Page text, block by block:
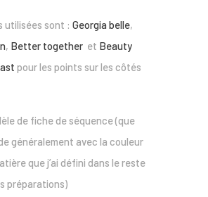
utilisées sont : Georgia belle,
, Better together et Beauty
pour les points sur les côtés
de fiche de séquence (que
généralement avec la couleur
que j’ai défini dans le reste
préparations)